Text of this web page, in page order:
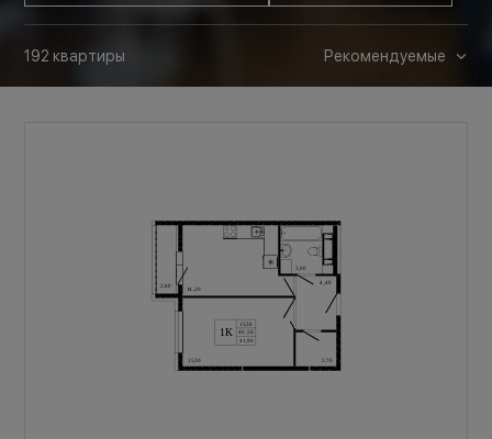
192 квартиры Рекомендуемые